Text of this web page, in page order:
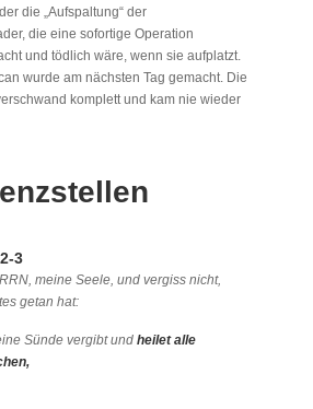
die „Aufspaltung“ der
die eine sofortige Operation
und tödlich wäre, wenn sie aufplatzt.
wurde am nächsten Tag gemacht. Die
komplett und kam nie wieder
3
meine Seele, und vergiss nicht,
getan hat:
Sünde vergibt und heilet alle